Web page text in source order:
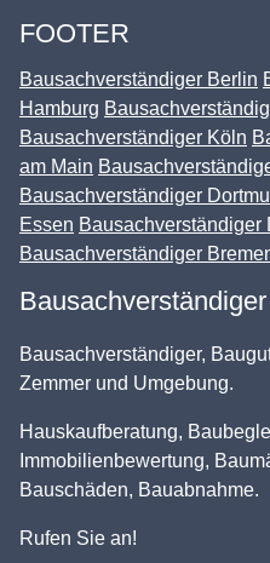
FOOTER
Bausachverständiger Berlin
Hamburg
Bausachverständiger Köln
am Main
Bausachverständiger
Essen Bausachverständiger
Bausachverständiger
Bausachverständiger,
Zemmer und Umgebung.
Hauskaufberatung,
Immobilienbewertung,
Bauschäden, Bauabnahme.
Rufen Sie an!